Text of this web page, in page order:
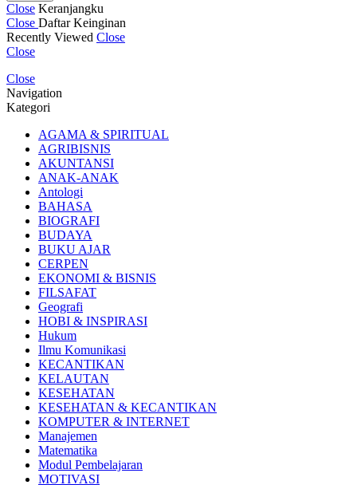
Close Keranjangku
Close Daftar Keinginan
Recently Viewed Close
Close
Close
Navigation
Kategori
AGAMA & SPIRITUAL
AGRIBISNIS
AKUNTANSI
ANAK-ANAK
Antologi
BAHASA
BIOGRAFI
BUDAYA
BUKU AJAR
CERPEN
EKONOMI & BISNIS
FILSAFAT
Geografi
HOBI & INSPIRASI
Hukum
Ilmu Komunikasi
KECANTIKAN
KELAUTAN
KESEHATAN
KESEHATAN & KECANTIKAN
KOMPUTER & INTERNET
Manajemen
Matematika
Modul Pembelajaran
MOTIVASI